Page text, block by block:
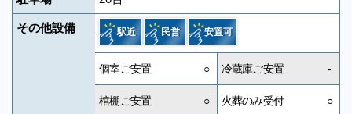
その他設備 駅近 民営 安置可
個室ご安置 ○ 冷蔵庫ご安置 -
棺棚ご安置 ○ 火葬のみ受付 ○